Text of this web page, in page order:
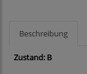
Beschreibung
Zustand: B